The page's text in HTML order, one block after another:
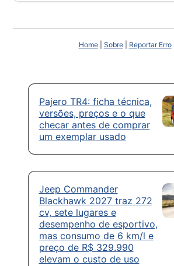
Home| Sobre| Reportar Erro|
Pajero TR4: ficha técnica,
versões, preços e o que
checar antes de comprar
um exemplar usado
Jeep Commander
Blackhawk 2027 traz 272
cv, sete lugares e
desempenho de esportivo,
mas consumo de 6 km/l e
preço de R$ 329.990
elevam o custo de uso